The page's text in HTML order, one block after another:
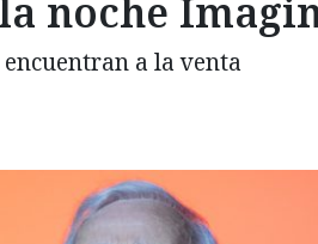
noche
a la venta